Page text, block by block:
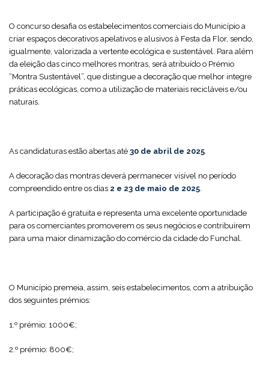
O concurso desafia os estabelecimentos comerciais do Município a
criar espaços decorativos apelativos e alusivos à Festa da Flor, sendo,
igualmente, valorizada a vertente ecológica e sustentável. Para além
da eleição das cinco melhores montras, será atribuído o Prémio
“Montra Sustentável”, que distingue a decoração que melhor integre
práticas ecológicas, como a utilização de materiais recicláveis e/ou
naturais.
As candidaturas estão abertas até 30 de abril de 2025
A decoração das montras deverá permanecer visível no período
compreendido entre os dias 2 e 23 de maio de 2025
A participação é gratuita e representa uma excelente oportunidade
para os comerciantes promoverem os seus negócios e contribuírem
para uma maior dinamização do comércio da cidade do Funchal.
O Município premeia, assim, seis estabelecimentos, com a atribuição
dos seguintes prémios:
1.º prémio: 1000€;
2.º prémio: 800€;